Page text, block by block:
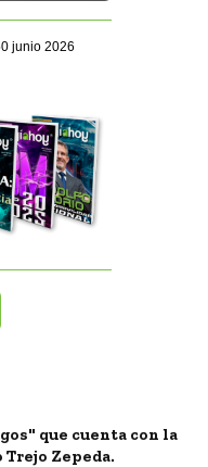
junio 2026
que cuenta con la
Zepeda.